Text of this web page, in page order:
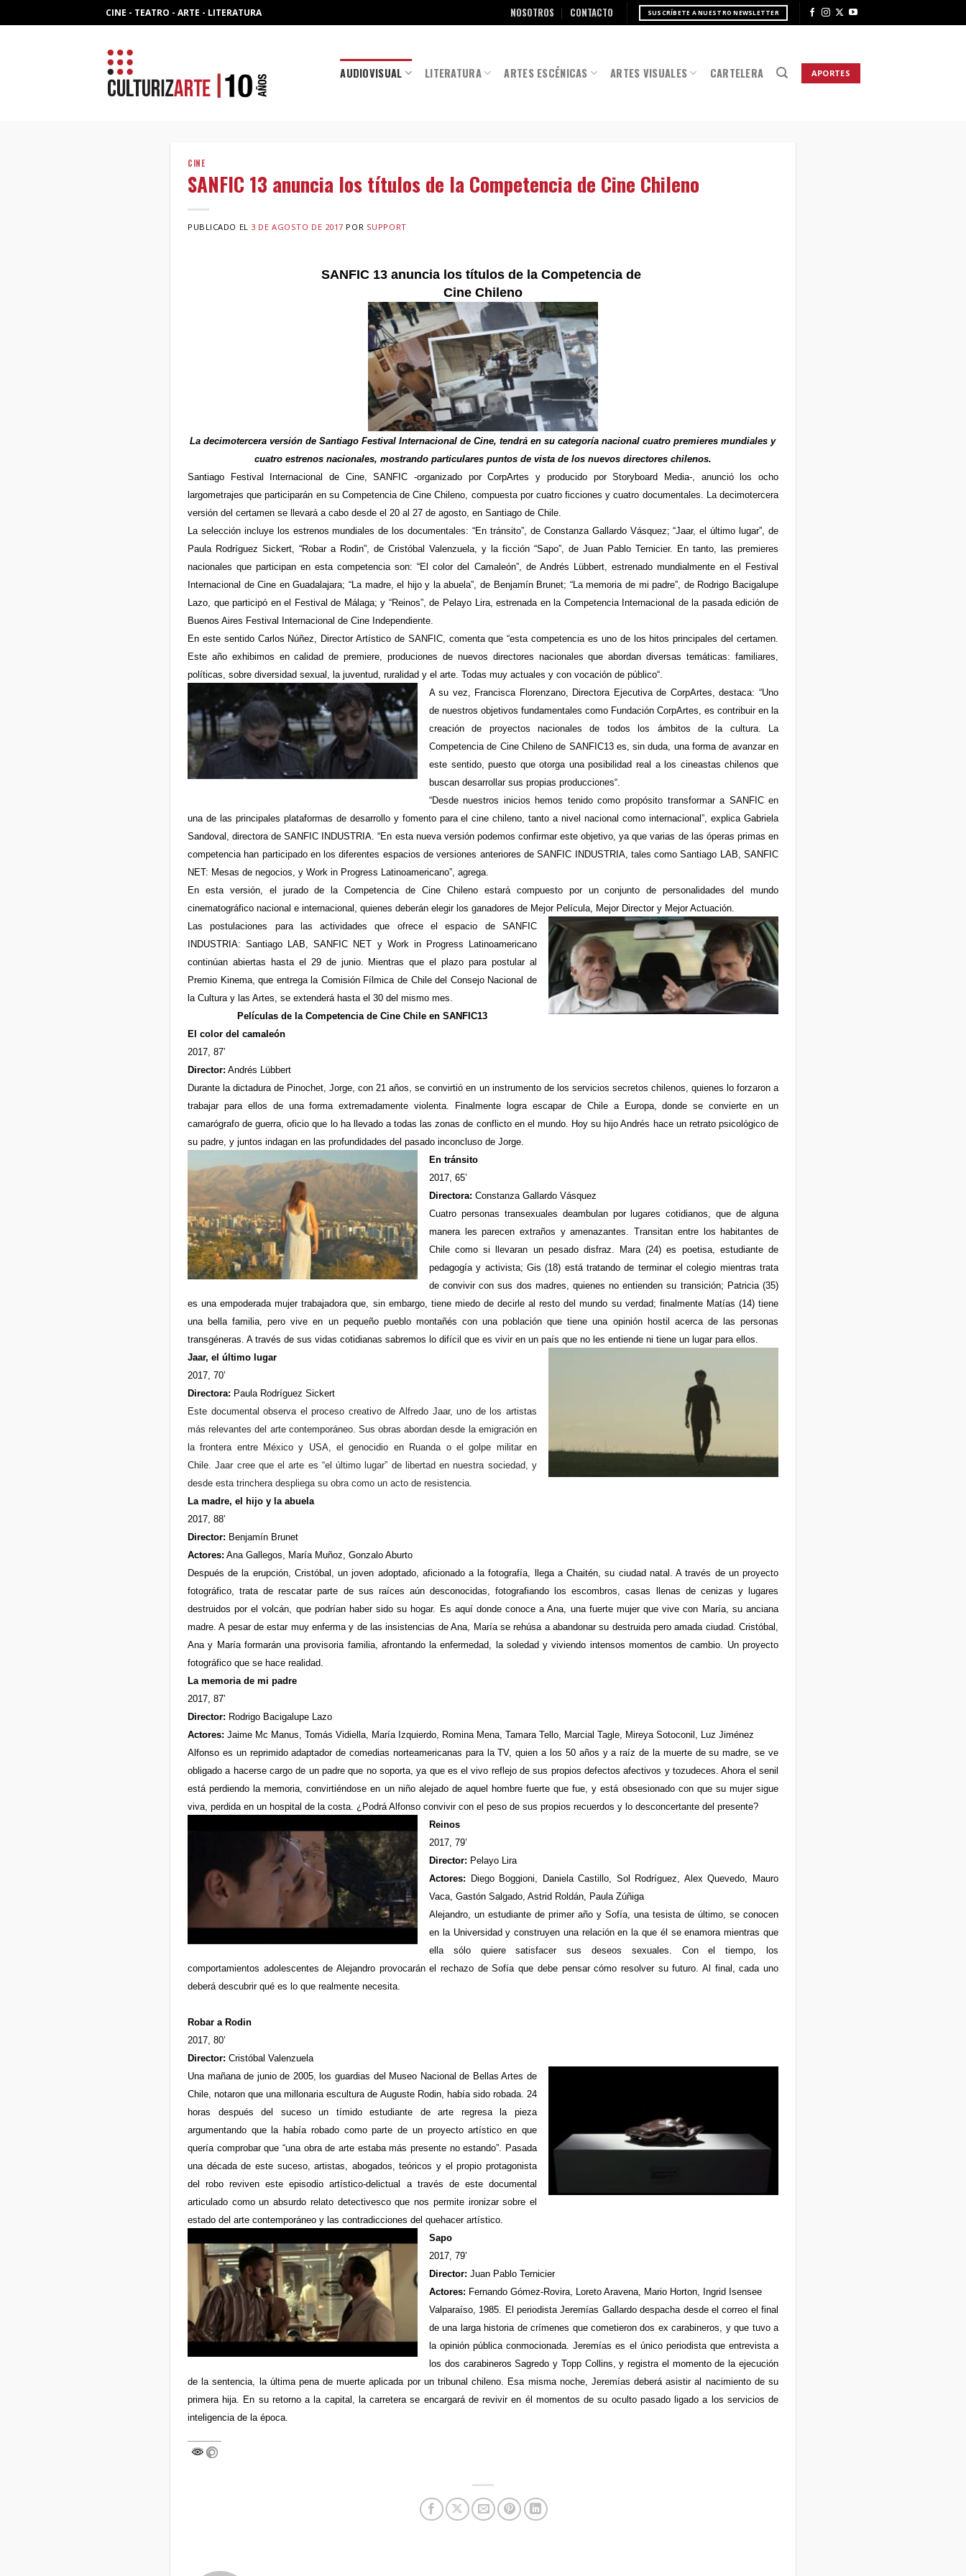
to
CINE - TEATRO - ARTE - LITERATURA NOSOTROS CONTACTO SUSCRÍBETE A NUESTRO NEWSLETTER
AUDIOVISUAL LITERATURA ARTES ESCÉNICAS ARTES VISUALES CARTELERA APORTES
CINE
SANFIC 13 anuncia los títulos de la Competencia de Cine Chileno
PUBLICADO EL 3 DE AGOSTO DE 2017 POR SUPPORT
SANFIC 13 anuncia los títulos de la Competencia de
Cine Chileno
La decimotercera versión de Santiago Festival Internacional de Cine, tendrá en su categoría nacional cuatro premieres mundiales y
cuatro estrenos nacionales, mostrando particulares puntos de vista de los nuevos directores chilenos.
Santiago Festival Internacional de Cine, SANFIC -organizado por CorpArtes y producido por Storyboard Media-, anunció los ocho
largometrajes que participarán en su Competencia de Cine Chileno, compuesta por cuatro ficciones ycuatro documentales. La decimotercera
versión del certamen se llevará a cabo desde el 20 al 27 de agosto, en Santiago de Chile.
La selección incluye los estrenos mundiales de los documentales: “En tránsito”, de Constanza Gallardo Vásquez; “Jaar, el último lugar”, de
Paula Rodríguez Sickert, “Robar a Rodin”, de Cristóbal Valenzuela, y la ficción “Sapo”, de Juan Pablo Ternicier. En tanto, las premieres
nacionales que participan en esta competencia son: “El color del Camaleón”, de Andrés Lübbert, estrenado mundialmente en el Festival
Internacional de Cine en Guadalajara; “La madre, el hijo y la abuela”, de Benjamín Brunet; “La memoria de mi padre”, de Rodrigo Bacigalupe
Lazo, que participó en el Festival de Málaga; y “Reinos”, de Pelayo Lira, estrenada en la Competencia Internacional de la pasada edición de
Buenos Aires Festival Internacional de Cine Independiente.
En este sentido Carlos Núñez, Director Artístico de SANFIC, comenta que “esta competencia es uno de los hitos principales del certamen.
Este año exhibimos en calidad de premiere, produciones de nuevos directores nacionales que abordan diversas temáticas: familiares,
políticas, sobre diversidad sexual, la juventud, ruralidad y el arte. Todas muy actuales y con vocación de público“.
A su vez, Francisca Florenzano, Directora Ejecutiva de CorpArtes, destaca: “Uno
de nuestros objetivos fundamentales como Fundación CorpArtes, es contribuir en la
creación de proyectos nacionales de todos los ámbitos de la cultura. La
Competencia de Cine Chileno de SANFIC13 es, sin duda, una forma de avanzar en
este sentido, puesto que otorga una posibilidad real a los cineastas chilenos que
buscan desarrollar sus propias producciones“.
“Desde nuestros inicios hemos tenido como propósito transformar a SANFIC en
una de las principales plataformas de desarrollo y fomento para el cine chileno, tanto a nivel nacional como internacional”, explica Gabriela
Sandoval, directora de SANFIC INDUSTRIA. “En esta nueva versión podemos confirmar este objetivo, ya que varias de las óperas primas en
competencia han participado en los diferentes espacios de versiones anteriores de SANFIC INDUSTRIA, tales como Santiago LAB, SANFIC
NET: Mesas de negocios, y Work in Progress Latinoamericano”, agrega.
En esta versión, el jurado de la Competencia de Cine Chileno estará compuesto por un conjunto de personalidades del mundo
cinematográfico nacional e internacional, quienes deberán elegir los ganadores de Mejor Película, Mejor Director y Mejor Actuación.
Las postulaciones para las actividades que ofrece el espacio de SANFIC
INDUSTRIA: Santiago LAB, SANFIC NET y Work in Progress Latinoamericano
continúan abiertas hasta el 29 de junio. Mientras que el plazo para postular al
Premio Kinema, que entrega la Comisión Fílmica de Chile del Consejo Nacional de
la Cultura y las Artes, se extenderá hasta el 30 del mismo mes.
Películas de la Competencia de Cine Chile en SANFIC13
El color del camaleón
2017, 87’
Director: Andrés Lübbert
Durante la dictadura de Pinochet, Jorge, con 21 años, se convirtió en un instrumento de los servicios secretos chilenos, quienes lo forzaron a
trabajar para ellos de una forma extremadamente violenta. Finalmente logra escapar de Chile a Europa, donde se convierte en un
camarógrafo de guerra, oficio que lo ha llevado a todas las zonas de conflicto en el mundo. Hoy su hijo Andrés hace un retrato psicológico de
su padre, y juntos indagan en las profundidades del pasado inconcluso de Jorge.
En tránsito
2017, 65’
Directora: Constanza Gallardo Vásquez
Cuatro personas transexuales deambulan por lugares cotidianos, que de alguna
manera les parecen extraños y amenazantes. Transitan entre los habitantes de
Chile como si llevaran un pesado disfraz. Mara (24) es poetisa, estudiante de
pedagogía y activista; Gis (18) está tratando de terminar el colegio mientras trata
de convivir con sus dos madres, quienes no entienden su transición; Patricia (35)
es una empoderada mujer trabajadora que, sin embargo, tiene miedo de decirle al resto del mundo su verdad; finalmente Matías (14) tiene
una bella familia, pero vive en un pequeño pueblo montañés con una población que tiene una opinión hostil acerca de las personas
transgéneras. A través de sus vidas cotidianas sabremos lo difícil que es vivir en un país que no les entiende ni tiene un lugar para ellos.
Jaar, el último lugar
2017, 70’
Directora: Paula Rodríguez Sickert
Este documental observa el proceso creativo de Alfredo Jaar, uno de los artistas
más relevantes del arte contemporáneo. Sus obras abordan desde la emigración en
la frontera entre México y USA, el genocidio en Ruanda o el golpe militar en
Chile.Jaar cree que el arte es “el último lugar” de libertad en nuestra sociedad, y
desde esta trinchera despliega su obra como un acto de resistencia.
La madre, el hijo y la abuela
2017, 88’
Director: Benjamín Brunet
Actores: Ana Gallegos, María Muñoz, Gonzalo Aburto
Después de la erupción, Cristóbal, un joven adoptado, aficionado a la fotografía, llega a Chaitén, su ciudad natal. A través de un proyecto
fotográfico, trata de rescatar parte de sus raíces aún desconocidas, fotografiando los escombros, casas llenas de cenizas y lugares
destruidos por el volcán, que podrían haber sido su hogar. Es aquí donde conoce a Ana, una fuerte mujer que vive con María, su anciana
madre. A pesar de estar muy enferma y de las insistencias de Ana, María se rehúsa a abandonar su destruida pero amada ciudad. Cristóbal,
Ana y María formarán una provisoria familia, afrontando la enfermedad, la soledad y viviendo intensos momentos de cambio. Un proyecto
fotográfico que se hace realidad.
La memoria de mi padre
2017, 87’
Director: Rodrigo Bacigalupe Lazo
Actores: Jaime Mc Manus, Tomás Vidiella, María Izquierdo, Romina Mena, Tamara Tello, Marcial Tagle, Mireya Sotoconil, Luz Jiménez
Alfonso es un reprimido adaptador de comedias norteamericanas para la TV, quien a los 50 años y a raíz de la muerte de su madre, se ve
obligado a hacerse cargo de un padre que no soporta, ya que es el vivo reflejo de sus propios defectos afectivos y tozudeces. Ahora el senil
está perdiendo la memoria, convirtiéndose en un niño alejado de aquel hombre fuerte que fue, y está obsesionado con que su mujer sigue
viva, perdida en un hospital de la costa. ¿Podrá Alfonso convivir con el peso de sus propios recuerdos y lo desconcertante del presente?
Reinos
2017, 79’
Director: Pelayo Lira
Actores: Diego Boggioni, Daniela Castillo, Sol Rodríguez, Alex Quevedo, Mauro
Vaca, Gastón Salgado, Astrid Roldán, Paula Zúñiga
Alejandro, un estudiante de primer año y Sofía, una tesista de último, se conocen
en la Universidad y construyen una relación en la que él se enamora mientras que
ella sólo quiere satisfacer sus deseos sexuales. Con el tiempo, los
comportamientos adolescentes de Alejandro provocarán el rechazo de Sofía que debe pensar cómo resolver su futuro. Al final, cada uno
deberá descubrir qué es lo que realmente necesita.
Robar a Rodin
2017, 80’
Director: Cristóbal Valenzuela
Una mañana de junio de 2005, los guardias del Museo Nacional de Bellas Artes de
Chile, notaron que una millonaria escultura de Auguste Rodin, había sido robada. 24
horas después del suceso un tímido estudiante de arte regresa la pieza
argumentando que la había robado como parte de un proyecto artístico en que
quería comprobar que “una obra de arte estaba más presente no estando”. Pasada
una década de este suceso, artistas, abogados, teóricos y el propio protagonista
del robo reviven este episodio artístico-delictual a través de este documental
articulado como un absurdo relato detectivesco que nos permite ironizar sobre el
estado del arte contemporáneo y las contradicciones del quehacer artístico.
Sapo
2017, 79’
Director: Juan Pablo Ternicier
Actores: Fernando Gómez-Rovira, Loreto Aravena, Mario Horton, Ingrid Isensee
Valparaíso, 1985. El periodista Jeremías Gallardo despacha desde el correo el final
de una larga historia de crímenes que cometieron dos ex carabineros, y que tuvo a
la opinión pública conmocionada. Jeremías es el único periodista que entrevista a
los dos carabineros Sagredo y Topp Collins, y registra el momento de la ejecución
de la sentencia, la última pena de muerte aplicada por un tribunal chileno. Esa misma noche, Jeremías deberá asistir al nacimiento de su
primera hija. En su retorno a la capital, la carretera se encargará de revivir en él momentos de su oculto pasado ligado a los servicios de
inteligencia de la época.